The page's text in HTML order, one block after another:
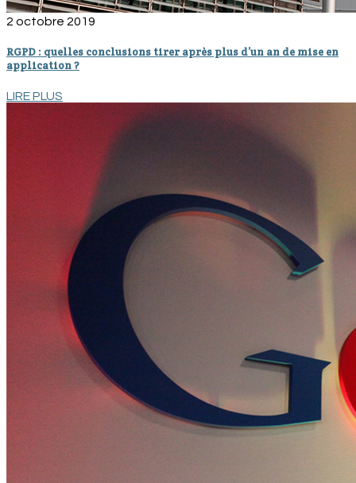
2 octobre 2019
RGPD : quelles conclusions tirer après plus d’un an de mise en
application ?
LIRE PLUS